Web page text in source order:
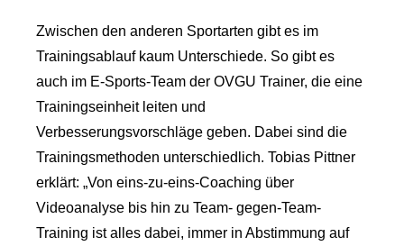
Zwischen den anderen Sportarten gibt es im
Trainingsablauf kaum Unterschiede. So gibt es
auch im E-Sports-Team der OVGU Trainer, die eine
Trainingseinheit leiten und
Verbesserungsvorschläge geben. Dabei sind die
Trainingsmethoden unterschiedlich. Tobias Pittner
erklärt: „Von eins-zu-eins-Coaching über
Videoanalyse bis hin zu Team- gegen-Team-
Training ist alles dabei, immer in Abstimmung auf